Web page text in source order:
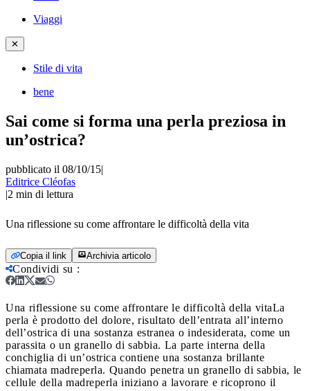
Viaggi
✕
Stile di vita
bene
Sai come si forma una perla preziosa in
un’ostrica?
pubblicato il 08/10/15|
Editrice Cléofas
|2 min di lettura
Una riflessione su come affrontare le difficoltà della vita
Copia il link Archivia articolo
Condividi su :
Una riflessione su come affrontare le difficoltà della vitaLa
perla è prodotto del dolore, risultato dell’entrata all’interno
dell’ostrica di una sostanza estranea o indesiderata, come un
parassita o un granello di sabbia. La parte interna della
conchiglia di un’ostrica contiene una sostanza brillante
chiamata madreperla. Quando penetra un granello di sabbia, le
cellule della madreperla iniziano a lavorare e ricoprono il